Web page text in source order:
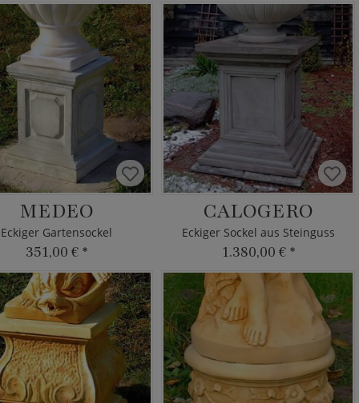
MEDEO
Eckiger Gartensockel
351,00 € *
CALOGERO
Eckiger Sockel aus Steinguss
1.380,00 € *